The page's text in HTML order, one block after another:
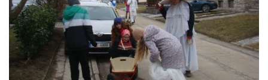
TECHNIKA
OZNAČENÍ HASIČSKÉ TECHNIKY